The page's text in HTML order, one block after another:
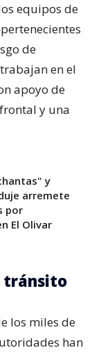
equipos de
de
en el
apoyo de
y una
y
arremete
por
El Olivar
tránsito
los miles de
han